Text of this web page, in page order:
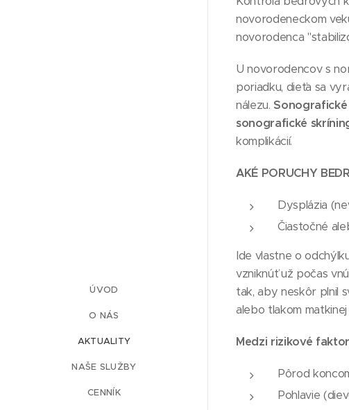
ÚVOD
O NÁS
AKTUALITY
NAŠE SLUŽBY
CENNÍK
novorodeneckom
novorodenca
U novorodencov s
poriadku, dieťa sa
nálezu.
sonografické
komplikácií.
AKÉ PORUCHY
Dysplázia
Čiastočné
Ide vlastne o
vzniknúť už počas
tak, aby neskôr plnil
alebo tlakom
Medzi rizikové
Pôrod
Pohlavie